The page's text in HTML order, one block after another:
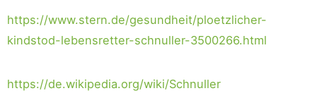
https://www.stern.de/gesundheit/ploetzlicher-
kindstod-lebensretter-schnuller-3500266.html
https://de.wikipedia.org/wiki/Schnuller